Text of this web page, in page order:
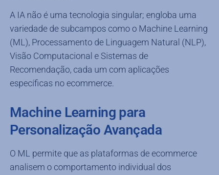
A IA não é uma tecnologia singular; engloba uma
variedade de subcampos como o Machine Learning
(ML), Processamento de Linguagem Natural (NLP),
Visão Computacional e Sistemas de
Recomendação, cada um com aplicações
específicas no ecommerce.
Machine Learning para
Personalização Avançada
O ML permite que as plataformas de ecommerce
analisem o comportamento individual dos